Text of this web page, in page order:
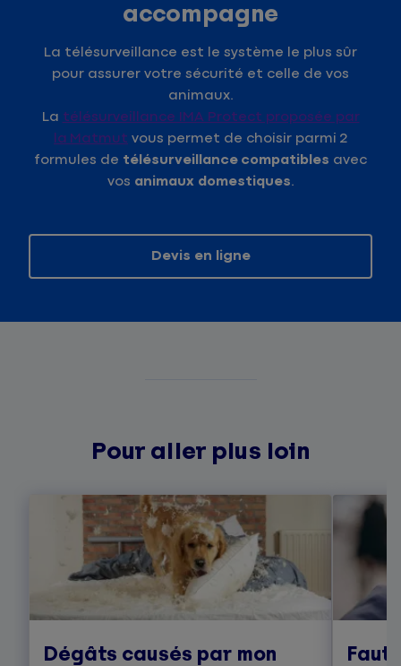
accompagne
La télésurveillance est le système le plus sûr
pour assurer votre sécurité et celle de vos
animaux.
La télésurveillance IMA Protect proposée par
la Matmut vous permet de choisir parmi 2
formules de télésurveillance compatibles avec
vos animaux domestiques.
Devis en ligne
Pour aller plus loin
Dégâts causés par mon